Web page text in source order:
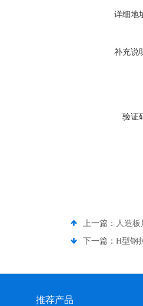
详细地
补充说
验证
上一篇： 人造
下一篇： H型钢
推荐产品